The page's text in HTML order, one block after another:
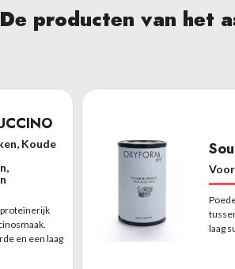
De producten van het
Koude
en een laag
laag